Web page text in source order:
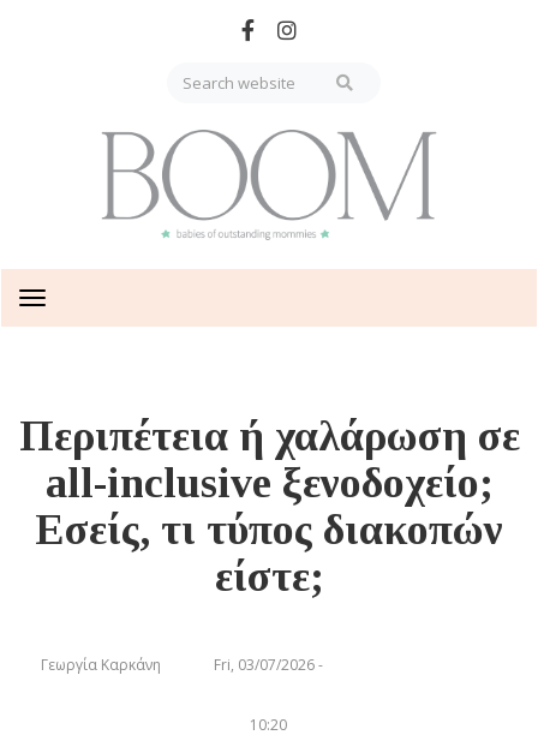
Toggle
navigation
Περιπέτεια ή χαλάρωση σε
all-inclusive ξενοδοχείο;
Εσείς, τι τύπος διακοπών
είστε;
Γεωργία Καρκάνη Fri, 03/07/2026 -
10:20